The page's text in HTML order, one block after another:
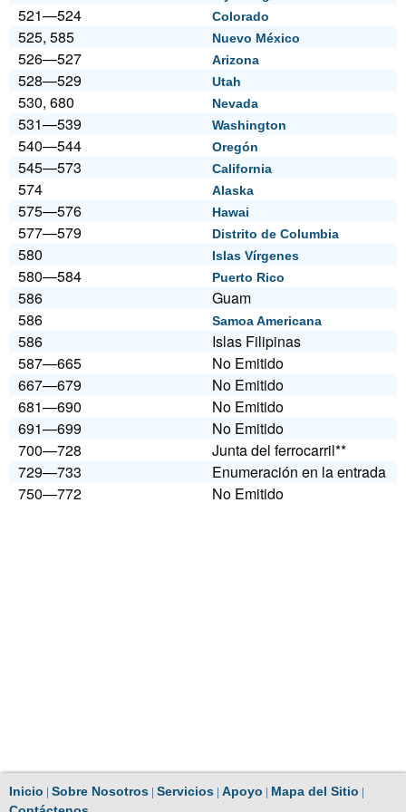
521—524 Colorado
525, 585 Nuevo México
526—527 Arizona
528—529 Utah
530, 680 Nevada
531—539 Washington
540—544 Oregón
545—573 California
574 Alaska
575—576 Hawai
577—579 Distrito de Columbia
580 Islas Vírgenes
580—584 Puerto Rico
586
Guam
586
Samoa Americana
586
Islas Filipinas
587—665
No Emitido
667—679
No Emitido
681—690
No Emitido
691—699
No Emitido
700—728
Junta del ferrocarril**
729—733
Enumeración en la entrada
750—772
No Emitido
Inicio | Sobre Nosotros | Servicios | Apoyo | Mapa del Sitio |